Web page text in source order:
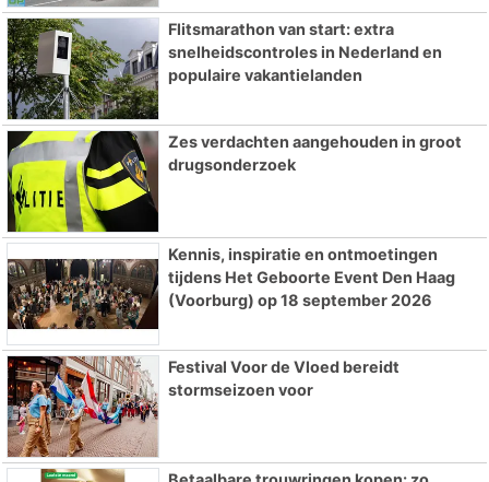
Flitsmarathon van start: extra
snelheidscontroles in Nederland en
populaire vakantielanden
Zes verdachten aangehouden in groot
drugsonderzoek
Kennis, inspiratie en ontmoetingen
tijdens Het Geboorte Event Den Haag
(Voorburg) op 18 september 2026
Festival Voor de Vloed bereidt
stormseizoen voor